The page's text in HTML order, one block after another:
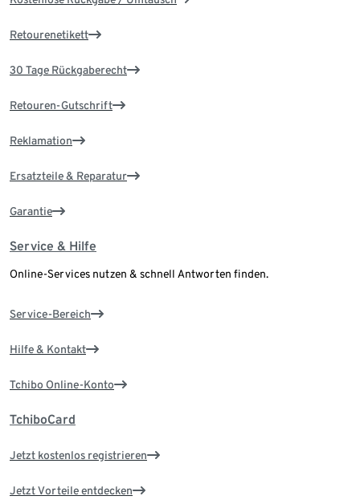
Retourenetikett
30 Tage Rückgaberecht
Retouren-Gutschrift
Reklamation
Ersatzteile & Reparatur
Garantie
Service & Hilfe
Online-Services nutzen & schnell Antworten finden.
Service-Bereich
Hilfe & Kontakt
Tchibo Online-Konto
TchiboCard
Jetzt kostenlos registrieren
Jetzt Vorteile entdecken